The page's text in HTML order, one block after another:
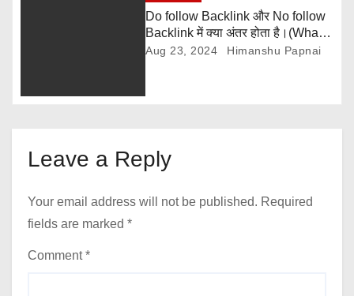
Do follow Backlink और No follow
Backlink में क्या अंतर होता है।(What
is the difference between Do
Aug 23, 2024 Himanshu Papnai
Leave a Reply
Your email address will not be published. Required
fields are marked *
Comment*